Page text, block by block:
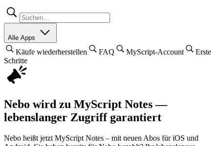
Alle Apps
Käufe wiederherstellen FAQ MyScript-Account
Erste
Schritte
Nebo wird zu MyScript Notes —
lebenslanger Zugriff garantiert
Nebo heißt jetzt MyScript Notes – mit neuen Abos für iOS und